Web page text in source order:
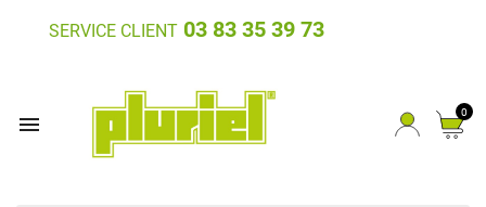
SERVICE CLIENT 03 83 35 39 73
 0